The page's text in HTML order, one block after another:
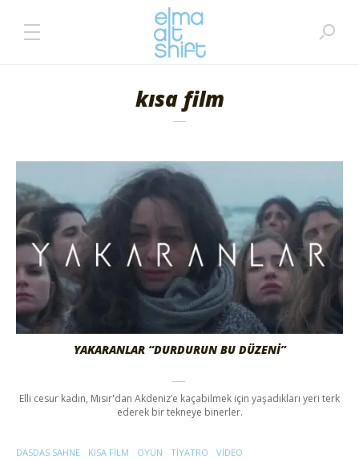
kısa film
YAKARANLAR “DURDURUN BU DÜZENI”
Elli cesur kadın, Mısır'dan Akdeniz’e kaçabilmek için yaşadıkları yeri terk
ederek bir tekneye binerler.
DASDAS SAHNE KISA FILM OYUN TIYATRO VIDEO